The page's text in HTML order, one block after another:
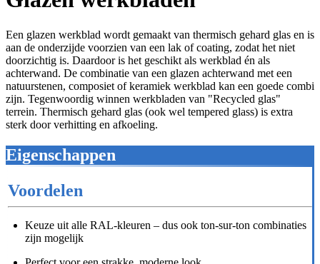
Een glazen werkblad wordt gemaakt van thermisch gehard glas en is
aan de onderzijde voorzien van een lak of coating, zodat het niet
doorzichtig is. Daardoor is het geschikt als werkblad én als
achterwand. De combinatie van een glazen achterwand met een
natuurstenen, composiet of keramiek werkblad kan een goede combi
zijn. Tegenwoordig winnen werkbladen van "Recycled glas"
terrein. Thermisch gehard glas (ook wel tempered glass) is extra
sterk door verhitting en afkoeling.
Eigenschappen
Voordelen
Keuze uit alle RAL-kleuren – dus ook ton-sur-ton combinaties
zijn mogelijk